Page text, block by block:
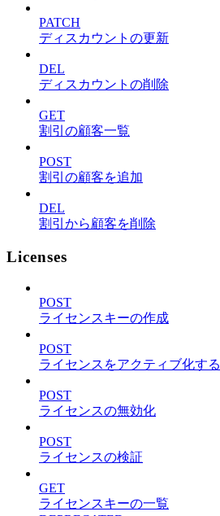
PATCH
ディスカウントの更新
DEL
ディスカウントの削除
GET
割引の顧客一覧
POST
割引の顧客を追加
DEL
割引から顧客を削除
Licenses
POST
ライセンスキーの作成
POST
ライセンスをアクティブ化する
POST
ライセンスの無効化
POST
ライセンスの検証
GET
ライセンスキーの一覧